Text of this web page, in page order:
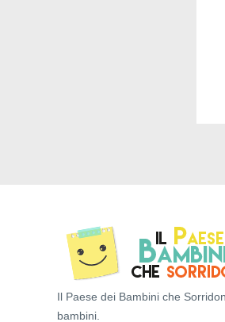
Il Paese dei Bambini che
bambini.